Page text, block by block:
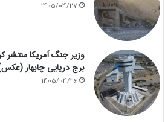
1405/04/27
وزیر جنگ آمریکا
برج دریایی چابهار
1405/04/26